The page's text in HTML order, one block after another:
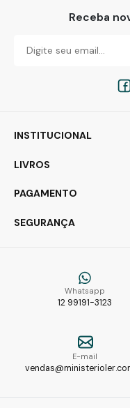
Receba
Whatsapp
12 99191-3123
E-mail
INSTITUCIONAL
LIVROS
PAGAMENTO
SEGURANÇA